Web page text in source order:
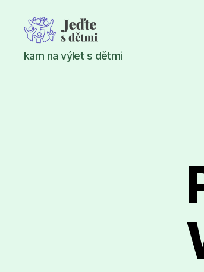
Jeďte
s
kam na výlet s dětmi